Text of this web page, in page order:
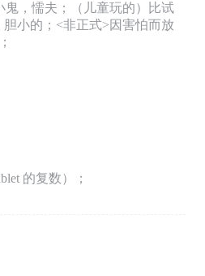
鬼，懦夫；（儿童玩的）比试
小的；<非正式>因害怕而放
的复数）；